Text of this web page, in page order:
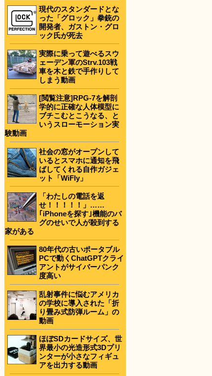
現代のスタンダードとな
った「グロック」拳銃の
開発者、ガストン・グロ
ック氏が死去
実際に乗って遊べるスウ
ェーデン軍のStrv.103戦
車を木と鉄で手作りして
しまう動画
[閲覧注意]RPG-7を解剖
学的に正確な人体模型に
ブチこむとこうなる、と
いうスローモーション実
験動画
社会の窓がオープンして
いるとスマホに通知を飛
ばしてくれる自作ガジェ
ット「WiFly」
「わたしの電話を返
せ！！！！！」……
｢iPhoneを探す｣機能のバ
グのせいで人が殺到する
家がある
80年代の古いポータブル
PCで動くChatGPTクライ
アントがサイバーパンク
度高い
乱射事件に悩むアメリカ
の学校に導入された「折
り畳み式防弾ルーム」の
動画
ほぼSDカードサイズ、世
界最小の光造形式3Dプリ
ンターが小さなフィギュ
アを出力する動画